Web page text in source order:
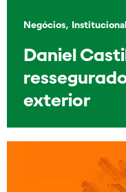
Negócios, Institucional
Daniel
exterior